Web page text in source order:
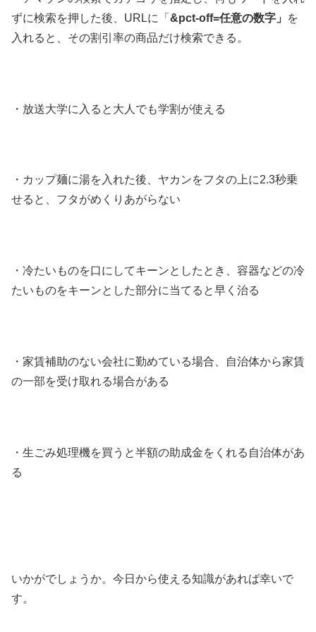
ずに検索を押した後、URLに「 &pct-off=任意の数字」
を
入れると、その割引率の商品だけ検索できる。
・放送大学に入ると大人でも学割が使える
・カップ麺に湯を入れた後、ヤカンをフタの上に2.3秒乗
せると、フタがめくりあがらない
・冷たいものを口にしてキーンとしたとき、容器などの冷
たいものをキーンとした部分に当てると早く治る
・家賃補助のない会社に勤めている場合、自治体から家賃
の一部を受け取れる場合がある
・生ごみ処理機を買うと半額の助成金をくれる自治体があ
る
いかがでしょうか。今日から使える知識があれば幸いで
す。